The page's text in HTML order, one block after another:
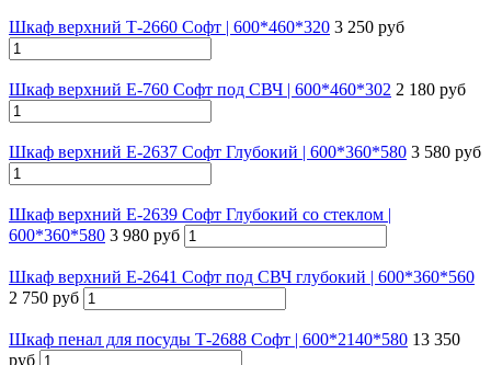
Шкаф верхний Т-2660 Софт | 600*460*320 3 250 руб
Шкаф верхний Е-760 Софт под СВЧ | 600*460*302 2 180 руб
Шкаф верхний Е-2637 Софт Глубокий | 600*360*580 3 580 руб
Шкаф верхний Е-2639 Софт Глубокий со стеклом |
600*360*580 3 980 руб
Шкаф верхний Е-2641 Софт под СВЧ глубокий | 600*360*560
2 750 руб
Шкаф пенал для посуды Т-2688 Софт | 600*2140*580 13 350
руб